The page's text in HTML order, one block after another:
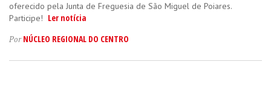
oferecido pela Junta de Freguesia de São Miguel de Poiares.
Participe! Ler notícia
PorNÚCLEO REGIONAL DO CENTRO